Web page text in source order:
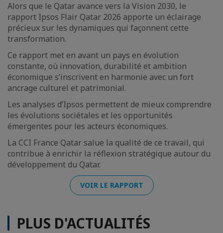
Alors que le Qatar avance vers la Vision 2030, le
rapport Ipsos Flair Qatar 2026 apporte un éclairage
précieux sur les dynamiques qui façonnent cette
transformation.
Ce rapport met en avant un pays en évolution
constante, où innovation, durabilité et ambition
économique s’inscrivent en harmonie avec un fort
ancrage culturel et patrimonial.
Les analyses d’Ipsos permettent de mieux comprendre
les évolutions sociétales et les opportunités
émergentes pour les acteurs économiques.
La CCI France Qatar salue la qualité de ce travail, qui
contribue à enrichir la réflexion stratégique autour du
développement du Qatar.
VOIR LE RAPPORT
PLUS D'ACTUALITÉS